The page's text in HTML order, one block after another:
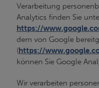
Verarbeitung
Analytics finden Sie
https://
dem von Google
(https://
können Sie Google
Wir verarbeiten